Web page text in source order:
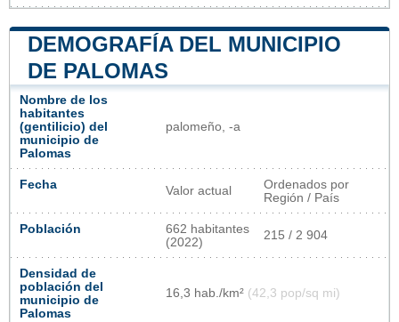
DEMOGRAFÍA DEL MUNICIPIO
DE PALOMAS
Nombre de los
habitantes
(gentilicio) del
municipio de
Palomas
palomeño, -a
Fecha Valor actual
Ordenados por
Región / País
Población
662 habitantes
(2022)
215 / 2 904
Densidad de
población del
municipio de
Palomas
16,3 hab./km² (42,3 pop/sq mi)